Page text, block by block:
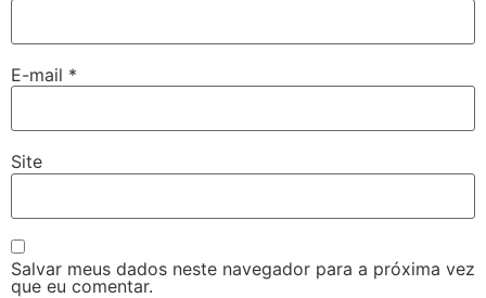
E-mail *
Site
Salvar meus dados neste navegador para a próxima vez
que eu comentar.